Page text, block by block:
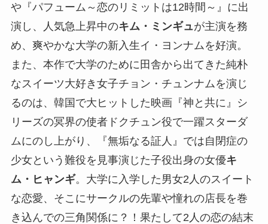
や『パフューム～恋のリミットは12時間～』に出
演し、人気急上昇中のキム・ミンギュが主演を務
め、爽やかな大学の新入生イ・ヨンナムを好演。
また、本作で大学のために田舎から出てきた純朴
なスイーツ大好き女子チョン・チュンナムを演じ
るのは、韓国で大ヒットした映画『神と共に』シ
リーズの冥界の使者ドクチュン役で一躍スターダ
ムにのし上がり、『無垢なる証人』では自閉症の
少女という難役を見事演じた子役出身の女優キ
ム・ヒャンギ。大学に入学した男女2人のスイート
な恋愛、そこにサークルの先輩や憧れの店長を巻
き込んでの三角関係に？！果たして2人の恋の結末